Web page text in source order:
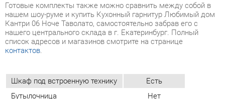
Шкаф под встроенную технику
Есть
Бутылочница
Нет
Класс (кухни)
Цвет
Ноче таволато
Угловой модуль
Нет